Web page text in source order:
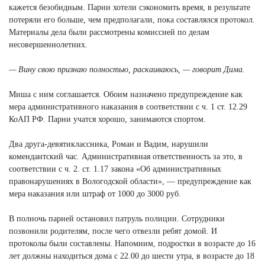
кажется безобидным. Парни хотели сэкономить время, в результате
потеряли его больше, чем предполагали, пока составлялся протокол.
Материалы дела были рассмотрены комиссией по делам
несовершеннолетних.
— Вину свою признаю полностью, раскаиваюсь, — говорит Дима.
Миша с ним соглашается. Обоим назначено предупреждение как
мера административного наказания в соответствии с ч. 1 ст. 12.29
КоАП РФ. Парни учатся хорошо, занимаются спортом.
Два друга-девятиклассника, Роман и Вадим, нарушили
комендантский час. Административная ответственность за это, в
соответствии с ч. 2. ст. 1.17 закона «Об административных
правонарушениях в Вологодской области», — предупреждение как
мера наказания или штраф от 1000 до 3000 руб.
В полночь парней остановил патруль полиции. Сотрудники
позвонили родителям, после чего отвезли ребят домой. И
протоколы были составлены. Напомним, подростки в возрасте до 16
лет должны находиться дома с 22.00 до шести утра, в возрасте до 18